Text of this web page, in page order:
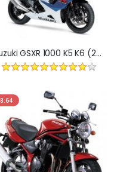
Suzuki GSXR 1000 K5 K6 (2005-2006)
8.64